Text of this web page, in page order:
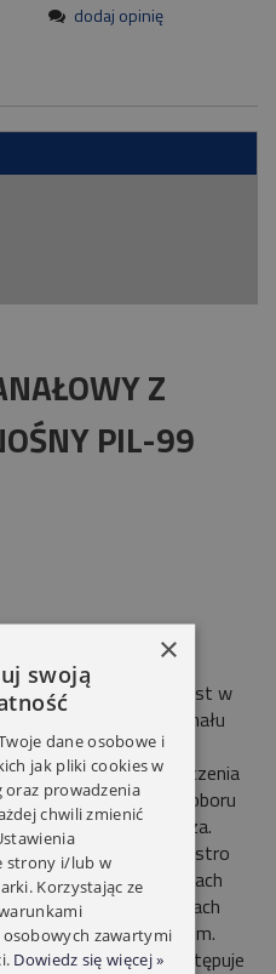
dodaj opinię
płatności
Z
PIL-99
Pilot wyposażony jest w
pokazujący numer kanału
16 znaków
pomieszczenia
Istnieje możliwość doboru
i czcionki wyświetlacza.
kalendarza z funkcją astro
godzinach i dniach
w czterech wersjach
niemieckim i francuskim.
baterie2xAAA.Występuje
×
swoją
dane osobowe i
jak pliki cookies w
oraz prowadzenia
chwili zmienić
strony i/lub w
Korzystając ze
zawartymi
Dowiedz się więcej »